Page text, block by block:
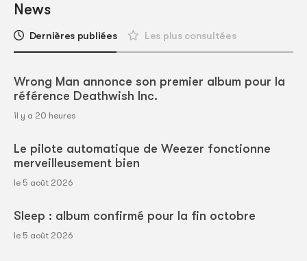
News
Dernières publiées Les plus consultées
Wrong Man annonce son premier album pour la
référence Deathwish Inc.
il y a 20 heures
Le pilote automatique de Weezer fonctionne
merveilleusement bien
le 5 août 2026
Sleep : album confirmé pour la fin octobre
le 5 août 2026